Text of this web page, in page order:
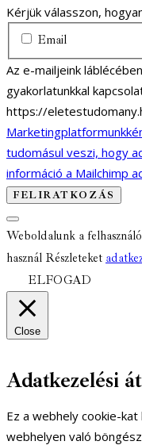
Kérjük válasszon,
Email
Az e-mailjeink
gyakorlatunkkal
https://
tudomásul veszi, hogy
információ a Mailchimp
Weboldalunk a
használ Részleteket
ELFOGAD
Close
Adatkezelési
Ez a webhely cookie-
webhelyen való